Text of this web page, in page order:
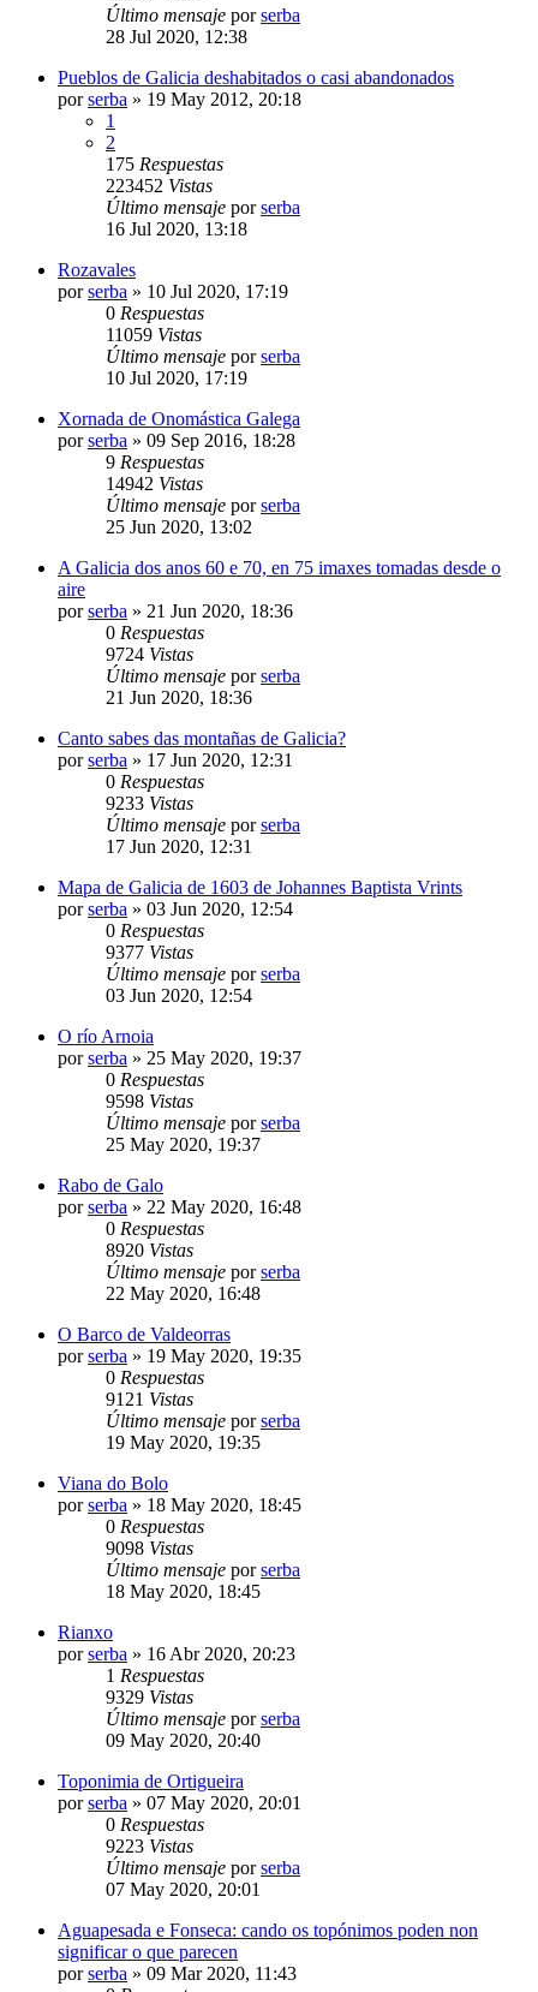
Último mensaje porserba
28 Jul 2020, 12:38
Pueblos de Galicia deshabitados o casi abandonados
porserba » 19 May 2012, 20:18
1
2
175 Respuestas
223452 Vistas
Último mensaje porserba
16 Jul 2020, 13:18
Rozavales
porserba » 10 Jul 2020, 17:19
0 Respuestas
11059 Vistas
Último mensaje porserba
10 Jul 2020, 17:19
Xornada de Onomástica Galega
porserba » 09 Sep 2016, 18:28
9 Respuestas
14942 Vistas
Último mensaje porserba
25 Jun 2020, 13:02
A Galicia dos anos 60 e 70, en 75 imaxes tomadas desde o
aire
porserba » 21 Jun 2020, 18:36
0 Respuestas
9724 Vistas
Último mensaje porserba
21 Jun 2020, 18:36
Canto sabes das montañas de Galicia?
porserba » 17 Jun 2020, 12:31
0 Respuestas
9233 Vistas
Último mensaje porserba
17 Jun 2020, 12:31
Mapa de Galicia de 1603 de Johannes Baptista Vrints
porserba » 03 Jun 2020, 12:54
0 Respuestas
9377 Vistas
Último mensaje porserba
03 Jun 2020, 12:54
O río Arnoia
porserba » 25 May 2020, 19:37
0 Respuestas
9598 Vistas
Último mensaje porserba
25 May 2020, 19:37
Rabo de Galo
porserba » 22 May 2020, 16:48
0 Respuestas
8920 Vistas
Último mensaje porserba
22 May 2020, 16:48
O Barco de Valdeorras
porserba » 19 May 2020, 19:35
0 Respuestas
9121 Vistas
Último mensaje porserba
19 May 2020, 19:35
Viana do Bolo
porserba » 18 May 2020, 18:45
0 Respuestas
9098 Vistas
Último mensaje porserba
18 May 2020, 18:45
Rianxo
porserba » 16 Abr 2020, 20:23
1 Respuestas
9329 Vistas
Último mensaje porserba
09 May 2020, 20:40
Toponimia de Ortigueira
porserba » 07 May 2020, 20:01
0 Respuestas
9223 Vistas
Último mensaje porserba
07 May 2020, 20:01
Aguapesada e Fonseca: cando os topónimos poden non
significar o que parecen
porserba » 09 Mar 2020, 11:43